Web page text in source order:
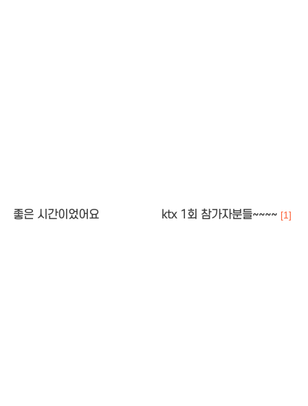
좋은 시간이었어요 ktx 1회 참가자분들~~~~ [1]